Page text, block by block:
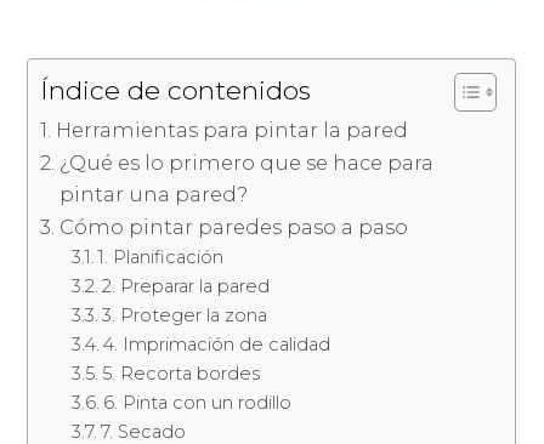
Índice de contenidos
Herramientas para pintar la pared
¿Qué es lo primero que se hace para
pintar una pared?
Cómo pintar paredes paso a paso
1. Planificación
2. Preparar la pared
3. Proteger la zona
4. Imprimación de calidad
5. Recorta bordes
6. Pinta con un rodillo
7. Secado